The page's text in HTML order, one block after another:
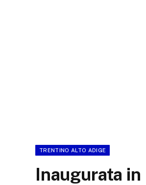
TRENTINO ALTO ADIGE
Inaugurata